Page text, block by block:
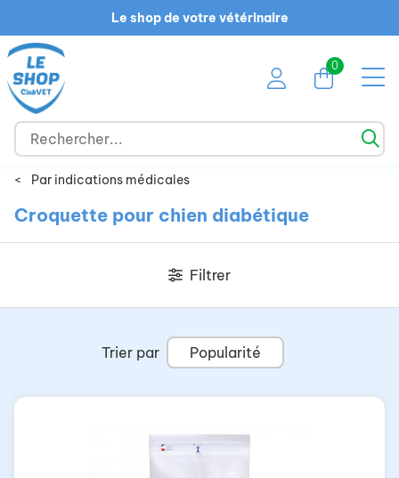
Le shop de votre vétérinaire
0
< Par indications médicales
Croquette pour chien diabétique
Filtrer
Trier par Popularité